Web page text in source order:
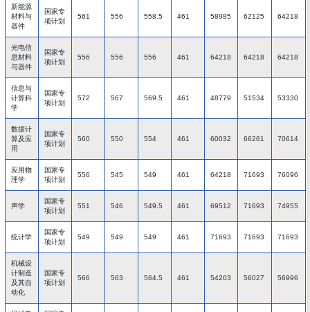
新能源
材料与
器件
国家专
项计划
561 556 558.5 461 58985 62125 64218
光电信
息材料
与器件
国家专
项计划
556 556 556 461 64218 64218 64218
信息与
计算科
学
国家专
项计划
572 567 569.5 461 48779 51534 53330
数据计
算及应
用
国家专
项计划
560 550 554 461 60032 66261 70614
应用物
理学
国家专
项计划
556 545 549 461 64218 71693 76096
声学
国家专
项计划
551 546 549.5 461 69512 71693 74955
统计学
国家专
项计划
549 549 549 461 71693 71693 71693
机械设
计制造
及其自
动化
国家专
项计划
566 563 564.5 461 54203 56027 56996